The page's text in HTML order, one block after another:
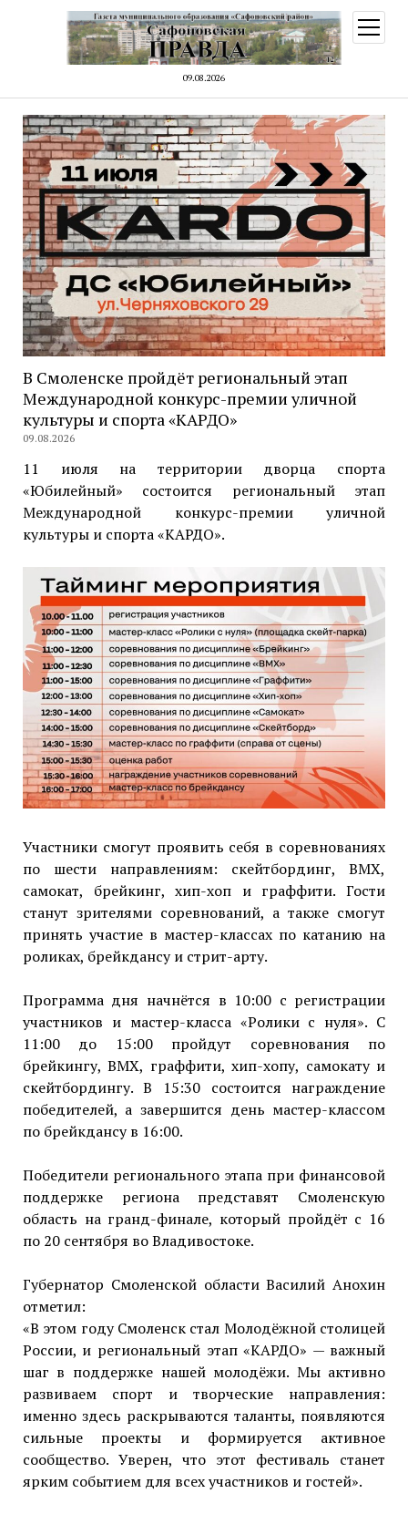
09.08.2026
меню
В Смоленске пройдёт региональный этап
Международной конкурс-премии уличной
культуры и спорта «КАРДО»
09.08.2026
11 июля на территории дворца спорта
«Юбилейный» состоится региональный этап
Международной конкурс-премии уличной
культуры и спорта «КАРДО».
Участники смогут проявить себя в соревнованиях
по шести направлениям: скейтбординг, BMX,
самокат, брейкинг, хип-хоп и граффити. Гости
станут зрителями соревнований, а также смогут
принять участие в мастер-классах по катанию на
роликах, брейкдансу и стрит-арту.
Программа дня начнётся в 10:00 с регистрации
участников и мастер-класса «Ролики с нуля». С
11:00 до 15:00 пройдут соревнования по
брейкингу, BMX, граффити, хип-хопу, самокату и
скейтбордингу. В 15:30 состоится награждение
победителей, а завершится день мастер-классом
по брейкдансу в 16:00.
Победители регионального этапа при финансовой
поддержке региона представят Смоленскую
область на гранд-финале, который пройдёт с 16
по 20 сентября во Владивостоке.
Губернатор Смоленской области Василий Анохин
отметил:
«В этом году Смоленск стал Молодёжной столицей
России, и региональный этап «КАРДО» — важный
шаг в поддержке нашей молодёжи. Мы активно
развиваем спорт и творческие направления:
именно здесь раскрываются таланты, появляются
сильные проекты и формируется активное
сообщество. Уверен, что этот фестиваль станет
ярким событием для всех участников и гостей».